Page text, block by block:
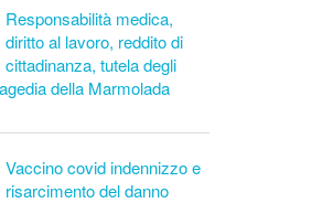
Responsabilità medica,
diritto al lavoro, reddito di
cittadinanza, tutela degli
della Marmolada
Vaccino covid indennizzo e
risarcimento del danno